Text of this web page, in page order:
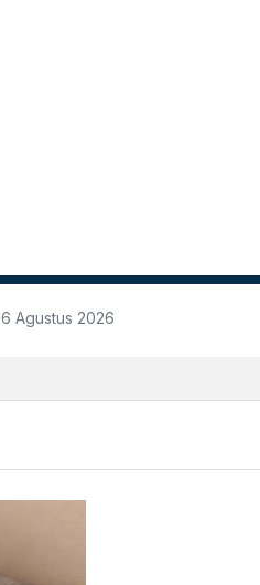
6 Agustus 2026